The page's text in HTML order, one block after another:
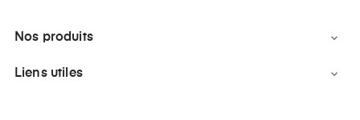
Nos produits 
Liens utiles 